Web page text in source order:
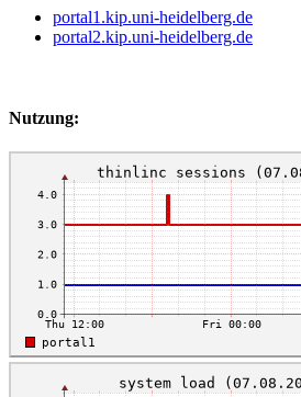
portal1.kip.uni-heidelberg.de
portal2.kip.uni-heidelberg.de
Nutzung: